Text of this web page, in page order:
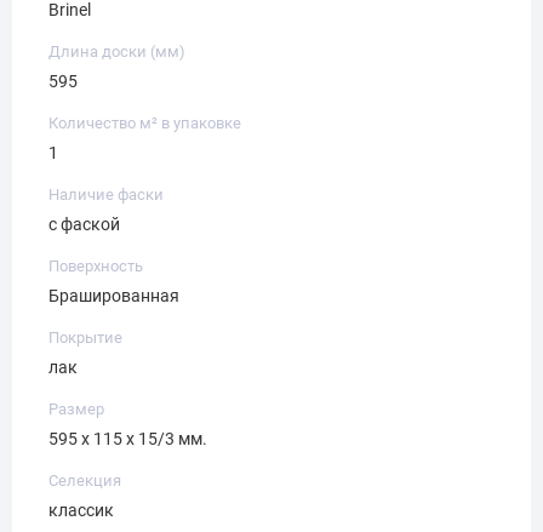
Brinel
Длина доски (мм)
595
Количество м² в упаковке
1
Наличие фаски
с фаской
Поверхность
Брашированная
Покрытие
лак
Размер
595 х 115 х 15/3 мм.
Селекция
классик